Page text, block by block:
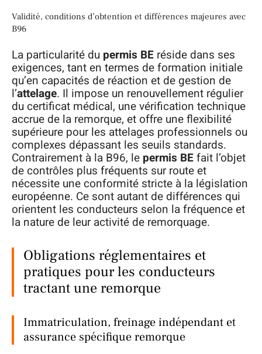
Validité, conditions d’obtention et différences majeures avec
B96
La particularité du permis BE réside dans ses
exigences, tant en termes de formation initiale
qu’en capacités de réaction et de gestion de
l’attelage. Il impose un renouvellement régulier
du certificat médical, une vérification technique
accrue de la remorque, et offre une flexibilité
supérieure pour les attelages professionnels ou
complexes dépassant les seuils standards.
Contrairement à la B96, le permis BEfait l’objet
de contrôles plus fréquents sur route et
nécessite une conformité stricte à la législation
européenne. Ce sont autant de différences qui
orientent les conducteurs selon la fréquence et
la nature de leur activité de remorquage.
Obligations réglementaires et
pratiques pour les conducteurs
tractant une remorque
Immatriculation, freinage indépendant et
assurance spécifique remorque